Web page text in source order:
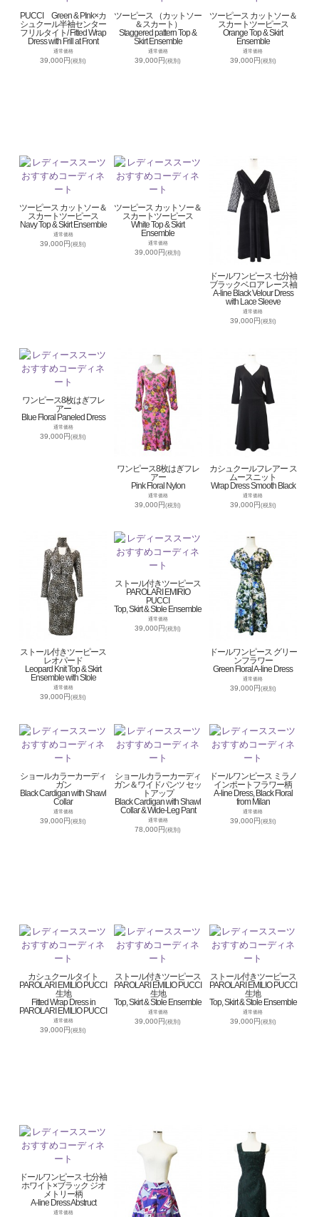
PUCCI Green & PInk×カ
シュクール半袖センター
フリルタイト/ Fitted Wrap
Dress with Frill at Front
通常価格
39,000円(税別)
ツーピース （カットソー
＆スカート）
Staggered pattern Top &
Skirt Ensemble
通常価格
39,000円(税別)
ツーピース カットソー＆
スカートツーピース
Orange Top & Skirt
Ensemble
通常価格
39,000円(税別)
ツーピース カットソー＆
スカートツーピース
Navy Top & Skirt Ensemble
通常価格
39,000円(税別)
ツーピース カットソー＆
スカートツーピース
White Top & Skirt
Ensemble
通常価格
39,000円(税別)
ドールワンピース 七分袖
ブラックベロア レース袖
A-line Black Velour Dress
with Lace Sleeve
通常価格
39,000円(税別)
ワンピース8枚はぎフレ
アー
Blue Floral Paneled Dress
通常価格
39,000円(税別)
ワンピース8枚はぎフレ
アー
Pink Floral Nylon
通常価格
39,000円(税別)
カシュクールフレアー ス
ムースニット
Wrap Dress Smooth Black
通常価格
39,000円(税別)
ストール付きツーピース
レオパード
Leopard Knit Top & Skirt
Ensemble with Stole
通常価格
39,000円(税別)
ストール付きツーピース
PAROLARI EMIRIO
PUCCI
Top, Skirt & Stole Ensemble
通常価格
39,000円(税別)
ドールワンピース グリー
ンフラワー
Green Floral A-line Dress
通常価格
39,000円(税別)
ショールカラーカーディ
ガン
Black Cardigan with Shawl
Collar
通常価格
39,000円(税別)
ショールカラーカーディ
ガン＆ワイドパンツ セッ
トアップ
Black Cardigan with Shawl
Collar & Wide-Leg Pant
通常価格
78,000円(税別)
ドールワンピース ミラノ
インポートフラワー柄
A-line Dress, Black Floral
from Milan
通常価格
39,000円(税別)
カシュクールタイト
PAROLARI EMILIO PUCCI
生地
Fitted Wrap Dress in
PAROLARI EMILIO PUCCI
通常価格
39,000円(税別)
ストール付きツーピース
PAROLARI EMILIO PUCCI
生地
Top, Skirt & Stole Ensemble
通常価格
39,000円(税別)
ストール付きツーピース
PAROLARI EMILIO PUCCI
生地
Top, Skirt & Stole Ensemble
通常価格
39,000円(税別)
ドールワンピース 七分袖
ホワイト×ブラック ジオ
メトリー柄
A-line Dress Abstruct
通常価格